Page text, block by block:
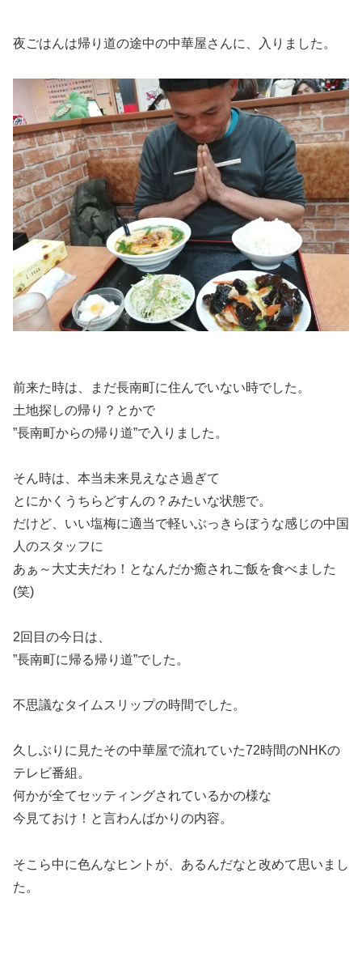
夜ごはんは帰り道の途中の中華屋さんに、入りました。
前来た時は、まだ長南町に住んでいない時でした。
土地探しの帰り？とかで
”長南町からの帰り道”で入りました。
そん時は、本当未来見えなさ過ぎて
とにかくうちらどすんの？みたいな状態で。
だけど、いい塩梅に適当で軽いぶっきらぼうな感じの中国
人のスタッフに
あぁ～大丈夫だわ！となんだか癒されご飯を食べました
(笑)
2回目の今日は、
”長南町に帰る帰り道”でした。
不思議なタイムスリップの時間でした。
久しぶりに見たその中華屋で流れていた72時間のNHKの
テレビ番組。
何かが全てセッティングされているかの様な
今見ておけ！と言わんばかりの内容。
そこら中に色んなヒントが、あるんだなと改めて思いまし
た。